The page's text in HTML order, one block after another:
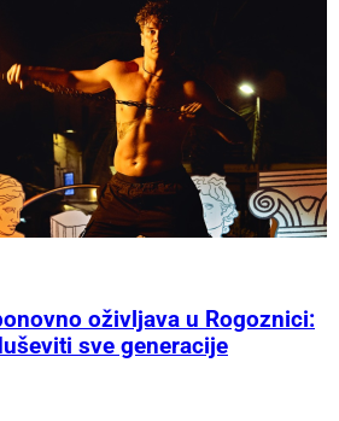
oživljava u Rogoznici:
sve generacije